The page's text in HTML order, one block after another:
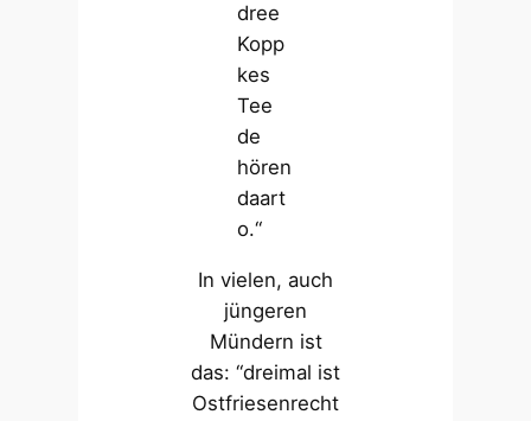
dree
Kopp
kes
Tee
de
hören
daart
o.“
In vielen, auch
jüngeren
Mündern ist
das: “dreimal ist
Ostfriesenrecht